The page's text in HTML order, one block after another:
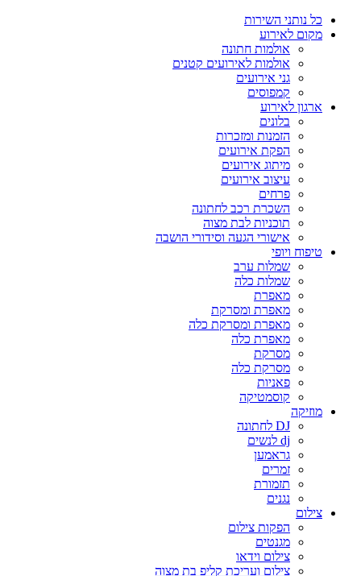
כל נותני השירות
מקום לאירוע
אולמות חתונה
אולמות לאירועים קטנים
גני אירועים
קמפוסים
ארגון לאירוע
בלונים
הזמנות ומזכרות
הפקת אירועים
מיתוג אירועים
עיצוב אירועים
פרחים
השכרת רכב לחתונה
תוכניות לבת מצוה
אישורי הגעה וסידורי הושבה
טיפוח ויופי
שמלות ערב
שמלות כלה
מאפרת
מאפרת ומסרקת
מאפרת ומסרקת כלה
מאפרת כלה
מסרקת
מסרקת כלה
פאניות
קוסמטיקה
מוזיקה
DJ לחתונה
dj לנשים
גראמען
זמרים
תזמורת
נגנים
צילום
הפקות צילום
מגנטים
צילום וידאו
צילום ועריכת קליפ בת מצוה